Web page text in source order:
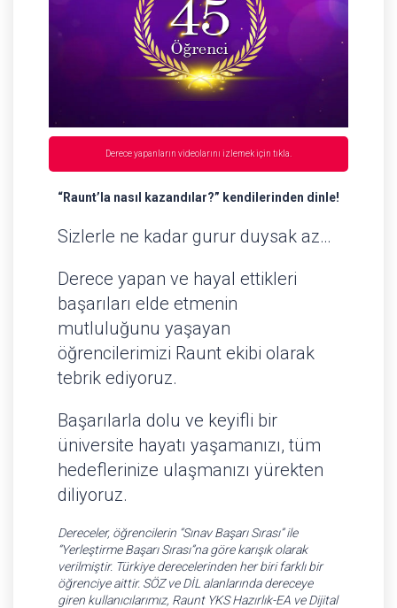
Derece yapanların videolarını izlemek için tıkla.
“Raunt’la nasıl kazandılar?” kendilerinden dinle!
Sizlerle ne kadar gurur duysak az…
Derece yapan ve hayal ettikleri
başarıları elde etmenin
mutluluğunu yaşayan
öğrencilerimizi Raunt ekibi olarak
tebrik ediyoruz.
Başarılarla dolu ve keyifli bir
üniversite hayatı yaşamanızı, tüm
hedeflerinize ulaşmanızı yürekten
diliyoruz.
Dereceler, öğrencilerin “Sınav Başarı Sırası” ile
“Yerleştirme Başarı Sırası”na göre karışık olarak
verilmiştir. Türkiye derecelerinden her biri farklı bir
öğrenciye aittir. SÖZ ve DİL alanlarında dereceye
giren kullanıcılarımız, Raunt YKS Hazırlık-EA ve Dijital